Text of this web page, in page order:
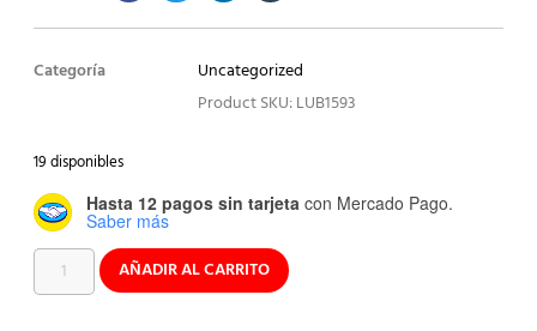
Categoría
Uncategorized
Product SKU: LUB1593
19 disponibles
Hasta 12 pagos sin tarjeta con Mercado Pago.
Saber más
AÑADIR AL CARRITO